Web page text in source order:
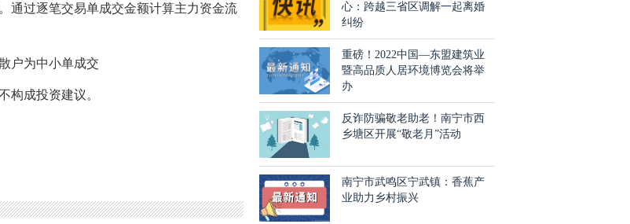
通过逐笔交易单成交金额计算主力资金流
户为中小单成交
构成投资建议。
心：跨越三省区调解一起离婚
纠纷
重磅！2022中国—东盟建筑业
暨高品质人居环境博览会将举
办
反诈防骗敬老助老！南宁市西
乡塘区开展“敬老月”活动
南宁市武鸣区宁武镇：香蕉产
业助力乡村振兴